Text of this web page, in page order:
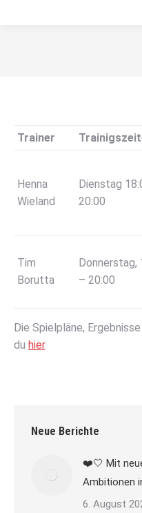
Trainer
Henna
Wieland
Dienstag
20:00
Tim
Borutta
Donnerstag,
– 20:00
Die Spielpläne,
du hier.
Neue Berichte
❤️🤍 Mit
Ambitionen
6. August